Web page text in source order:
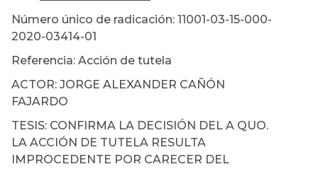
Número único de radicación: 11001-03-15-000-
2020-03414-01
Referencia: Acción de tutela
ACTOR: JORGE ALEXANDER CAÑÓN
FAJARDO
TESIS: CONFIRMA LA DECISIÓN DEL A QUO.
LA ACCIÓN DE TUTELA RESULTA
IMPROCEDENTE POR CARECER DEL